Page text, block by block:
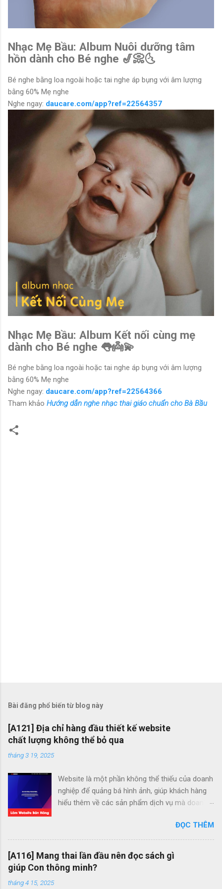
Nhạc Mẹ Bầu: Album Nuôi dưỡng tâm
hồn dành cho Bé nghe 🎷📀🌜
Bé nghe bằng loa ngoài hoặc tai nghe áp bụng với âm lượng
bằng 60% Mẹ nghe
Nghe ngay: daucare.com/app?ref=22564357
Nhạc Mẹ Bầu: Album Kết nối cùng mẹ
dành cho Bé nghe 👅👼💫
Bé nghe bằng loa ngoài hoặc tai nghe áp bụng với âm lượng
bằng 60% Mẹ nghe
Nghe ngay: daucare.com/app?ref=22564366
Tham khảo Hướng dẫn nghe nhạc thai giáo chuẩn cho Bà Bầu
Bài đăng phổ biến từ blog này
[A121] Địa chỉ hàng đầu thiết kế website
chất lượng không thể bỏ qua
tháng 3 19, 2025
Website là một phần không thể thiếu của doanh
nghiệp để quảng bá hình ảnh, giúp khách hàng
hiểu thêm về các sản phẩm dịch vụ mà doanh
đơn vị thiết kế website sẽ ảnh hưởng không
nhỏ đến hình ảnh và uy tín thương hiệu. Website
mang lại những lợi ích gì? - Nhận diện thương
hiệu và kết nối với khách hàng dễ dàng hơn
Website không chỉ là nơi khách hàng có thể
ĐỌC THÊM
[A116] Mang thai lần đầu nên đọc sách gì
giúp Con thông minh?
tháng 4 15, 2025